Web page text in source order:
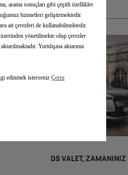
RANDEVUNUZDAN SONRA
DS VALET,
arama sonuçları gibi çeşitli özellikler
hizmetleri geliştirmektedir.
ait çerezleri de kullanabilmektedir.
yönetilmekte olup çerezler
Yurtdışına aktarıma
edinmek isterseniz Çerez